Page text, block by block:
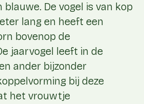
De vogel is van kop
lang en heeft een
bovenop de
jaarvogel leeft in de
ander bijzonder
bij deze
het vrouwtje